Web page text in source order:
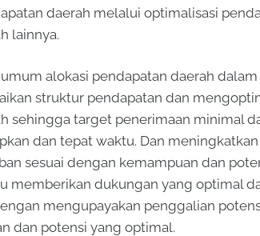
daerah melalui optimalisasi
lainnya.
alokasi pendapatan daerah dalam
struktur pendapatan dan
sehingga target penerimaan minimal
dan tepat waktu. Dan
sesuai dengan kemampuan dan
memberikan dukungan yang optimal
mengupayakan penggalian
dan potensi yang optimal.